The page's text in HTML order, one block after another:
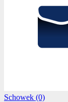
Schowek (0)